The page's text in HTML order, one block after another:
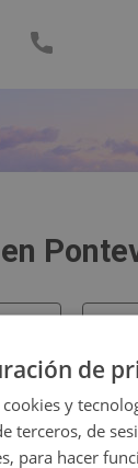
de
y
terceros, de
para hacer